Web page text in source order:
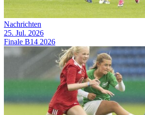
Nachrichten
25. Jul. 2026
Finale B14 2026